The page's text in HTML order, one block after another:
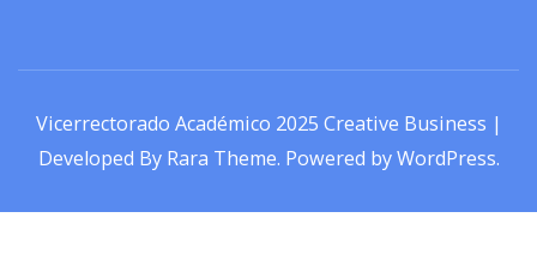
Vicerrectorado Académico 2025 Creative Business |
Developed By Rara Theme. Powered byWordPress.